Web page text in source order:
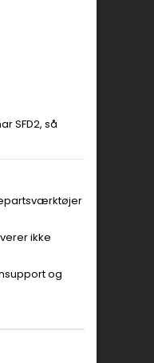
SFD2, så
ikke
og